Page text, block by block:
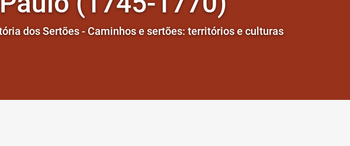
dos Sertões - Caminhos e sertões: territórios e culturas